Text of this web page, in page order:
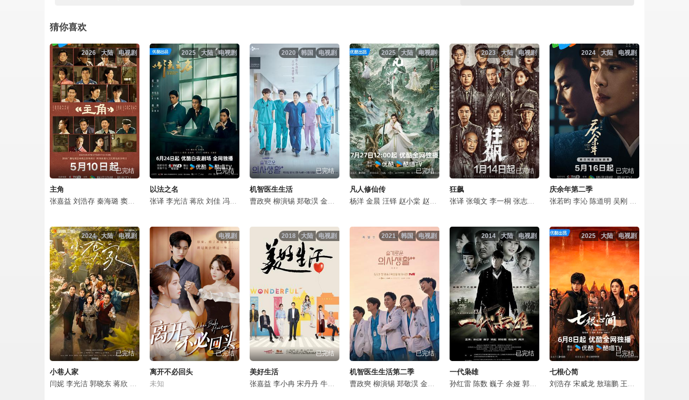
言灵庄第07集.mp4
言灵庄第08集.mp4 点击复制地址
言灵庄第09集.mp4 点击复制地址
言灵庄第10集.mp4 点击复制地址
猜你喜欢
电视剧
大陆
2026
已完结
主角
张嘉益 刘浩存 秦海璐 窦骁 翟子路 王晓晨 扈耀之 王海燕 李泽锋 孙浩 姬他 张国强 王丽坤 石文中 韩沛颖 苗阜
电视剧
大陆
2025
已完结
以法之名
张译 李光洁 蒋欣 刘佳 冯嘉怡 丁勇岱 杨烁 施京明 王劲松 任重 郝平 白冰 董晴 徐梵溪 毛俊杰 宋熹 赵煊 金泽灏 章煜奇 田昊 姬他 颜世魁 林鹏 潘之琳
电视剧
韩国
2020
已完结
机智医生生活
曹政奭 柳演锡 郑敬淏 金大明 田美都 金海淑 金甲洙 丁文晟 申贤彬 文泰佑 金俊翰 河允庆 全光镇 安恩真 金惠仁 崔英俊
电视剧
大陆
2025
已完结
凡人修仙传
杨洋 金晨 汪铎 赵小棠 赵晴 金佳悦 荣梓希 张婉儿 胡宇轩 娜一 陈震 施予斐 李圣佳
电视剧
大陆
2023
已完结
狂飙
张译 张颂文 李一桐 张志坚 吴刚 倪大红 韩童生 李建义 石兆琪
电视剧
大陆
2024
已完结
庆余年第二季
张若昀 李沁 陈道明 吴刚
电视剧
大陆
2024
已完结
小巷人家
闫妮 李光洁 郭晓东 蒋欣 范丞丞 关晓彤 周洁琼 李倩 张瑞涵 李庆誉 孙思程 叶泉希 迟蓬 刘伟 刘琪锜 雷丰瑞 刘子鹤
电视剧
已完结
离开不必回头
未知
电视剧
大陆
2018
已完结
美好生活
张嘉益 李小冉 宋丹丹 牛莉 李乃文 辛柏青 姜妍 程煜 陈美琪 岳以恩 梁天 买红妹 李洪涛 扈耀之 姬他 孙浩 李梦男 吴珏瑾
电视剧
韩国
2021
已完结
机智医生生活第二季
曹政奭 柳演锡 郑敬淏 金大明 田美都 河允庆
电视剧
大陆
2014
已完结
一代枭雄
孙红雷 陈数 巍子 余娅 郭珍霓 陈祉希 詹小楠 高洋 李亭哲
电视剧
大陆
2025
已完结
七根心简
刘浩存 宋威龙 敖瑞鹏 王奕婷